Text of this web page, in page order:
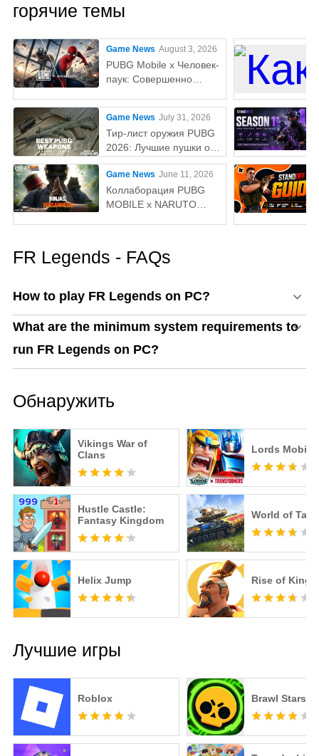
горячие темы
Game News August 3, 2026
PUBG Mobile x Человек-
паук: Совершенно
нужно знатьaaa
Game News July 31, 2026
Тир-лист оружия PUBG
2026: Лучшие пушки от
S до D-тираaaa
Game News June 11, 2026
Коллаборация PUBG
MOBILE x NARUTO
FR Legends - FAQs
How to play FR Legends on PC?
What are the minimum system requirements to
run FR Legends on PC?
Обнаружить
Vikings War of
Clans
Lords Mobile
Hustle Castle:
Fantasy Kingdom
World of
Helix Jump Rise of
Лучшие игры
Roblox Brawl Stars